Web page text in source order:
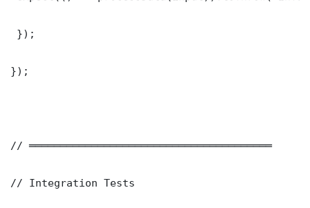
});
});
// ═══════════════════════════════════════
// Integration Tests